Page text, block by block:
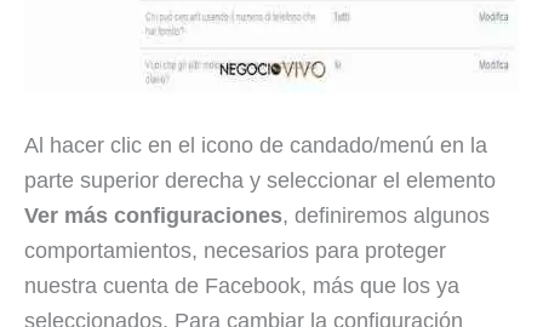
Al hacer clic en el icono de candado/menú en la
parte superior derecha y seleccionar el elemento
Ver más configuraciones, definiremos algunos
comportamientos, necesarios para proteger
nuestra cuenta de Facebook, más que los ya
seleccionados. Para cambiar la configuración